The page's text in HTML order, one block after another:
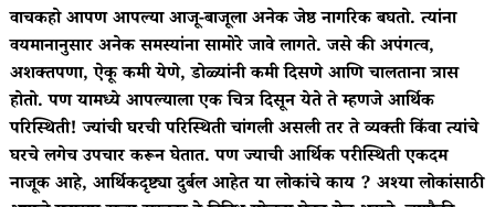
वाचकहो आपण आपल्या आजू-बाजूला अनेक जेष्ठ नागरिक बघतो. त्यांना
वयमानानुसार अनेक समस्यांना सामोरे जावे लागते. जसे की अपंगत्व,
अशक्तपणा, ऐकू कमी येणे, डोळ्यांनी कमी दिसणे आणि चालताना त्रास
होतो. पण यामध्ये आपल्याला एक चित्र दिसून येते ते म्हणजे आर्थिक
परिस्थिती! ज्यांची घरची परिस्थिती चांगली असली तर ते व्यक्ती किंवा त्यांचे
घरचे लगेच उपचार करून घेतात. पण ज्याची आर्थिक परीस्थिती एकदम
नाजूक आहे, आर्थिकदृष्ट्या दुर्बल आहेत या लोकांचे काय ? अश्या लोकांसाठी